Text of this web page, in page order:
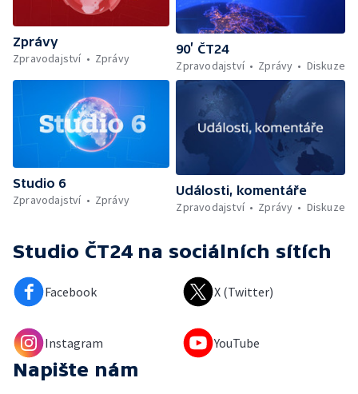
Zprávy
Zpravodajství
Zprávy
90’ ČT24
Zpravodajství
Zprávy Diskuze
Studio 6
Zpravodajství
Zprávy
Události, komentáře
Zpravodajství
Zprávy Diskuze
Studio ČT24 na sociálních sítích
Facebook X (Twitter)
Instagram YouTube
Napište nám